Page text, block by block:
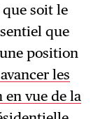
soit le
que
position
les
vue de la